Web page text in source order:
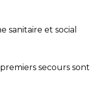
sanitaire et social
secours sont